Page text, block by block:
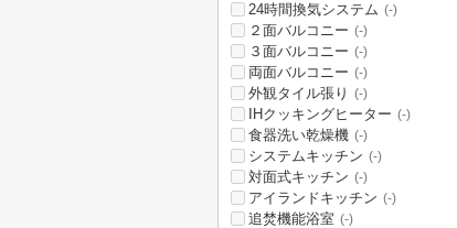
24時間換気システム (-)
２面バルコニー (-)
３面バルコニー (-)
両面バルコニー (-)
外観タイル張り (-)
IHクッキングヒーター (-)
食器洗い乾燥機 (-)
システムキッチン (-)
対面式キッチン (-)
アイランドキッチン (-)
追焚機能浴室 (-)